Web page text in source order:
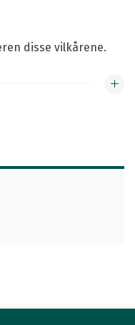
disse vilkårene.